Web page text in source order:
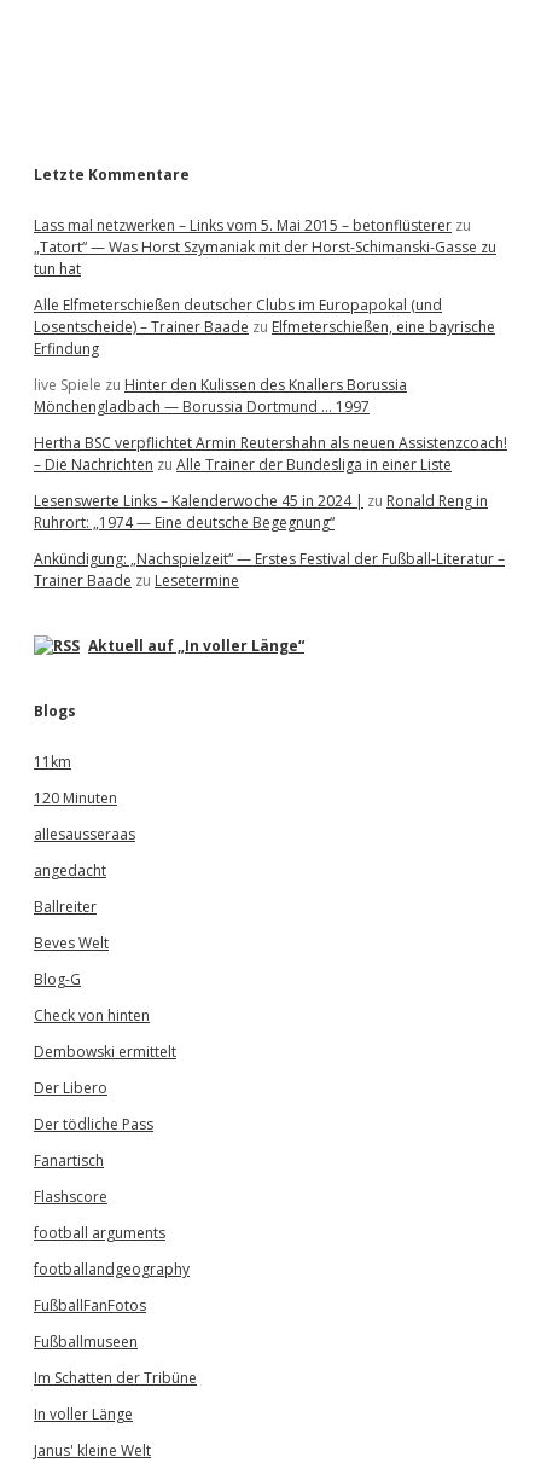
Letzte Kommentare
Lass mal netzwerken – Links vom 5. Mai 2015 – betonflüsterer zu
„Tatort“ — Was Horst Szymaniak mit der Horst-Schimanski-Gasse zu
tun hat
Alle Elfmeterschießen deutscher Clubs im Europapokal (und
Losentscheide) – Trainer Baade zu Elfmeterschießen, eine bayrische
Erfindung
live Spiele zu Hinter den Kulissen des Knallers Borussia
Mönchengladbach — Borussia Dortmund … 1997
Hertha BSC verpflichtet Armin Reutershahn als neuen Assistenzcoach!
– Die Nachrichten zu Alle Trainer der Bundesliga in einer Liste
Lesenswerte Links – Kalenderwoche 45 in 2024 | zu Ronald Reng in
Ruhrort: „1974 — Eine deutsche Begegnung“
Ankündigung: „Nachspielzeit“ — Erstes Festival der Fußball-Literatur –
Trainer Baade zu Lesetermine
Aktuell auf „In voller Länge“
Blogs
11km
120 Minuten
allesausseraas
angedacht
Ballreiter
Beves Welt
Blog-G
Check von hinten
Dembowski ermittelt
Der Libero
Der tödliche Pass
Fanartisch
Flashscore
football arguments
footballandgeography
FußballFanFotos
Fußballmuseen
Im Schatten der Tribüne
In voller Länge
Janus' kleine Welt